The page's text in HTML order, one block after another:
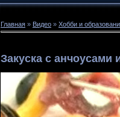
Главная » Видео » Хобби и
Закуска с анчоусами